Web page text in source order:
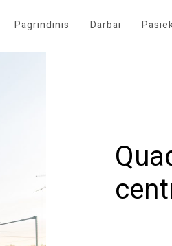
Pagrindinis Darbai